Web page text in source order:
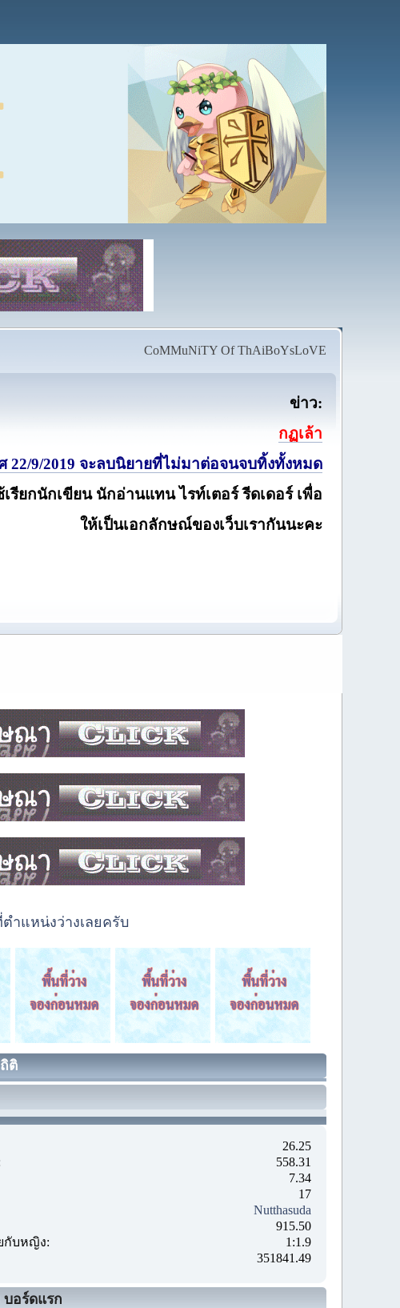
CoMMuNiTY Of ThAiBoYsLoVE
ข่าว:
กฏเล้า
22/9/2019 จะลบนิยายที่ไม่มาต่อจนจบทิ้งทั้งหมด
รียกนักเขียน นักอ่านแทน ไรท์เตอร์ รีดเดอร์ เพื่อ
ให้เป็นเอกลักษณ์ของเว็บเรากันนะคะ
ตำแหน่งว่างเลยครับ
ติ
26.25
558.31
7.34
17
Nutthasuda
915.50
กับหญิง:
1:1.9
351841.49
อร์ดแรก